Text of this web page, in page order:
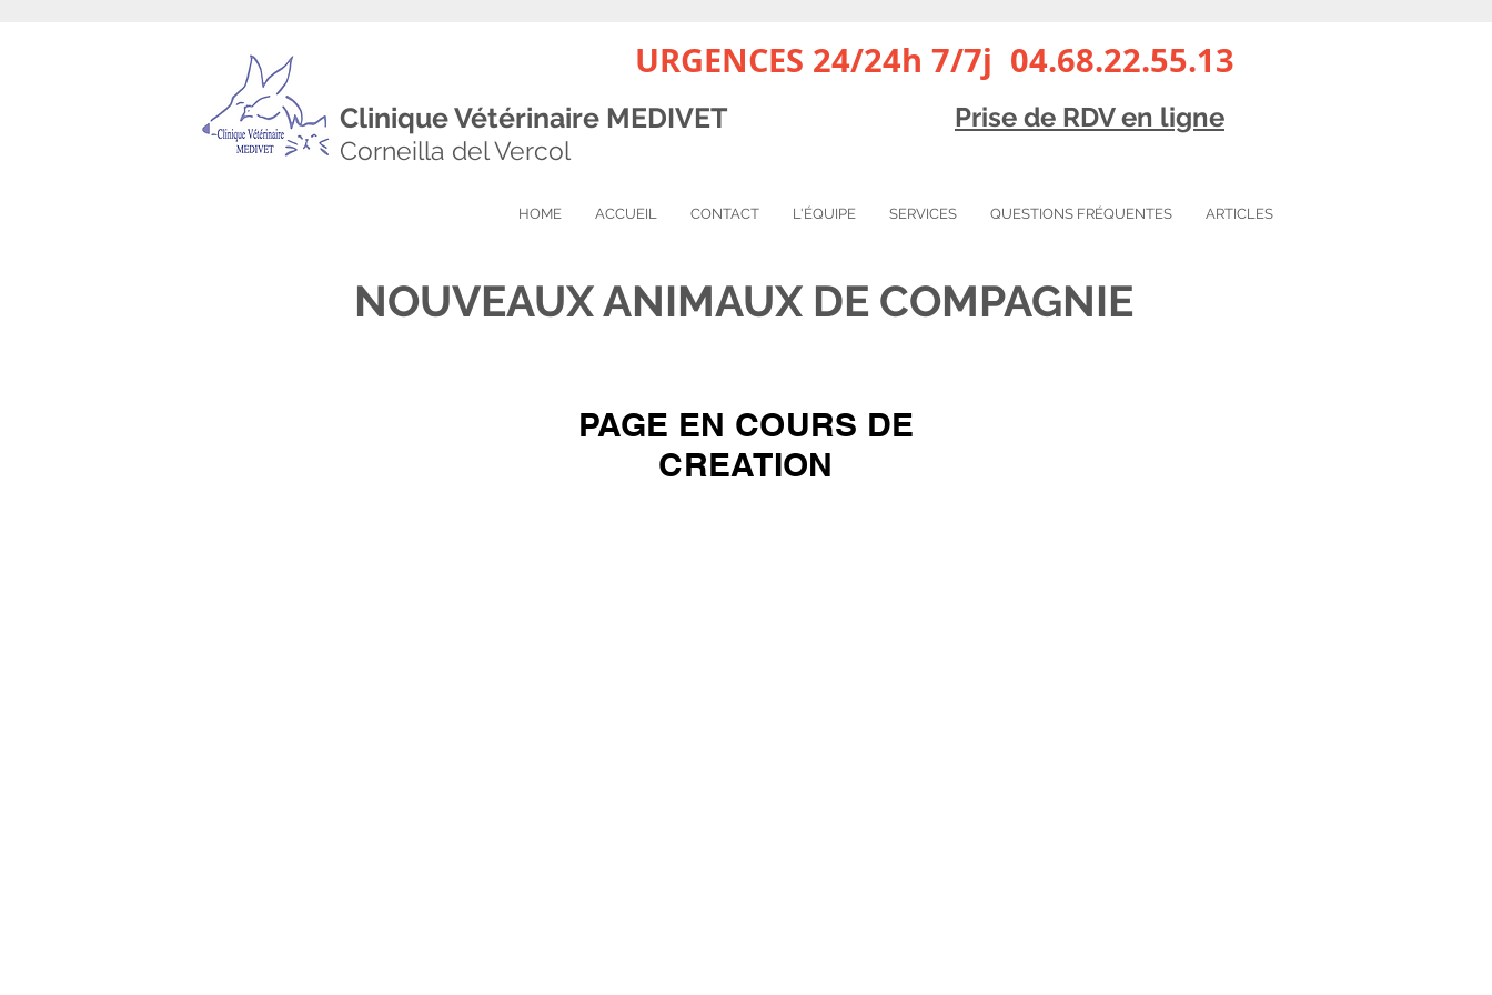
URGENCES 24/24h 7/7j 04.68.22.55.13
Clinique Vétérinaire MEDIVET
Corneilla del Vercol
Prise de RDV en ligne
HOME ACCUEIL CONTACT L'ÉQUIPE SERVICES QUESTIONS FRÉQUENTES ARTICLES
NOUVEAUX ANIMAUX DE COMPAGNIE
PAGE EN COURS DE
CREATION